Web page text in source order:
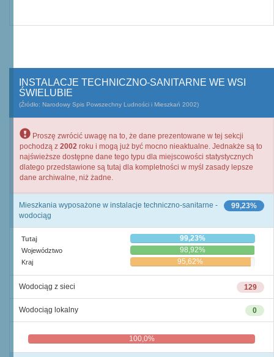
INSTALACJE TECHNICZNO-SANITARNE WE WSI
ŚWIELUBIE
(Źródło: Narodowy Spis Powszechny Ludności i Mieszkań 2002)
Proszę zwrócić uwagę na to, że dane prezentowane w tej sekcji
pochodzą z 2002 roku i mogą już być mocno nieaktualne. Jednakże są to
najświeższe dostępne dane tego typu dla miejscowości statystycznych
dlatego przedstawione są tutaj dla kompletności w myśl zasady lepsze
dane archiwalne, niż żadne.
99,23%
Mieszkania wyposażone w instalacje techniczno-sanitarne -
wodociąg
Tutaj 99,23%
Województwo 98,92%
Kraj 95,62%
129
Wodociąg z sieci
0
Wodociąg lokalny
100,0%